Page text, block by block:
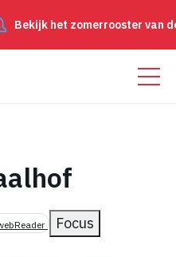
het zomerrooster van de
Focus